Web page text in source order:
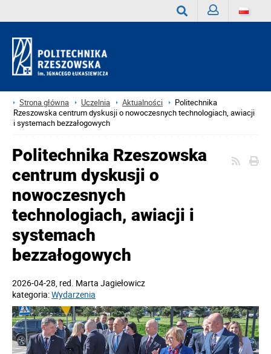
Strona główna Uczelnia Aktualności
Politechnika
Rzeszowska centrum dyskusji o nowoczesnych technologiach, awiacji
i systemach bezzałogowych
Politechnika Rzeszowska
centrum dyskusji o
nowoczesnych
technologiach, awiacji i
systemach
bezzałogowych
2026-04-28, red. Marta Jagiełowicz
kategoria:Wydarzenia